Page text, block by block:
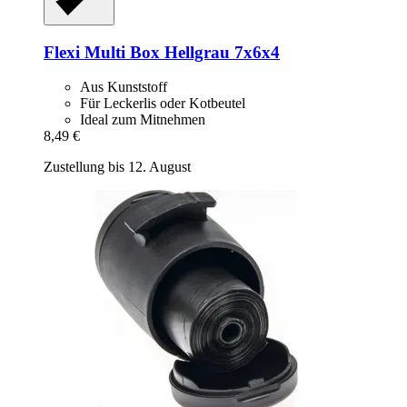
Flexi Multi Box Hellgrau 7x6x4
Aus Kunststoff
Für Leckerlis oder Kotbeutel
Ideal zum Mitnehmen
8,49 €
Zustellung bis 12. August